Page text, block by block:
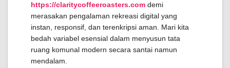
https://claritycoffeeroasters.com demi
merasakan pengalaman rekreasi digital yang
instan, responsif, dan terenkripsi aman. Mari kita
bedah variabel esensial dalam menyusun tata
ruang komunal modern secara santai namun
mendalam.